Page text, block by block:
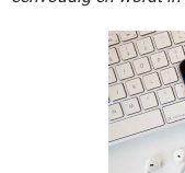
INSTAGRAM